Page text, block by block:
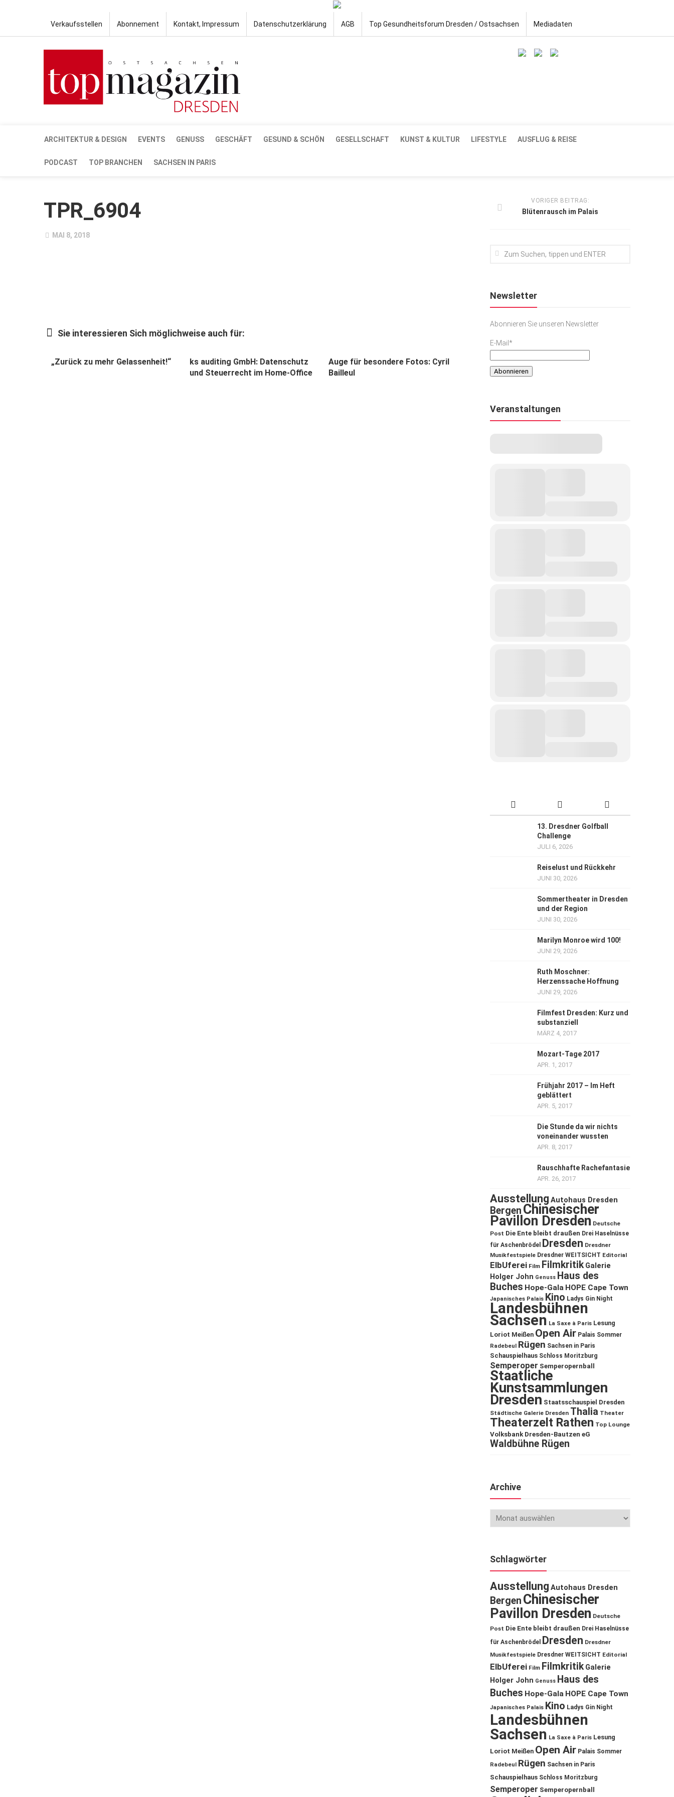
Verkaufsstellen Abonnement Kontakt, Impressum Datenschutzerklärung AGB Top Gesundheitsforum Dresden / Ostsachsen Mediadaten
ARCHITEKTUR & DESIGN EVENTS GENUSS GESCHÄFT GESUND & SCHÖN GESELLSCHAFT KUNST & KULTUR LIFESTYLE AUSFLUG & REISE
PODCAST TOP BRANCHEN SACHSEN IN PARIS
TPR_6904
MAI 8, 2018
Sie interessieren Sich möglichweise auch für:
„Zurück zu mehr Gelassenheit!“
ks auditing GmbH: Datenschutz
und Steuerrecht im Home-Office
Auge für besondere Fotos: Cyril
Bailleul
VORIGER BEITRAG:
Blütenrausch im Palais
Newsletter
Abonnieren Sie unseren Newsletter
E-Mail*
Veranstaltungen
13. Dresdner Golfball
Challenge
JULI 6, 2026
Reiselust und Rückkehr
JUNI 30, 2026
Sommertheater in Dresden
und der Region
JUNI 30, 2026
Marilyn Monroe wird 100!
JUNI 29, 2026
Ruth Moschner:
Herzenssache Hoffnung
JUNI 29, 2026
Filmfest Dresden: Kurz und
substanziell
MÄRZ 4, 2017
Mozart-Tage 2017
APR. 1, 2017
Frühjahr 2017 – Im Heft
geblättert
APR. 5, 2017
Die Stunde da wir nichts
voneinander wussten
APR. 8, 2017
Rauschhafte Rachefantasie
APR. 26, 2017
Ausstellung Autohaus Dresden
Bergen Chinesischer
Pavillon Dresden Deutsche
Post Die Ente bleibt draußen Drei Haselnüsse
für Aschenbrödel
Dresden Dresdner
Musikfestspiele Dresdner WEITSICHT Editorial
ElbUferei Film Filmkritik Galerie
Holger John Genuss Haus des
Buches Hope-Gala HOPE Cape Town
Japanisches Palais Kino Ladys Gin Night
Landesbühnen
Sachsen La Saxe à Paris Lesung
Loriot Meißen Open Air Palais Sommer
Radebeul Rügen Sachsen in Paris
Schauspielhaus Schloss Moritzburg
Semperoper Semperopernball
Staatliche
Kunstsammlungen
Dresden Staatsschauspiel Dresden
Städtische Galerie Dresden Thalia Theater
Theaterzelt Rathen Top Lounge
Volksbank Dresden-Bautzen eG
Waldbühne Rügen
Archive
Schlagwörter
Ausstellung Autohaus Dresden
Bergen Chinesischer
Pavillon Dresden Deutsche
Post Die Ente bleibt draußen Drei Haselnüsse
für Aschenbrödel
Dresden Dresdner
Musikfestspiele Dresdner WEITSICHT Editorial
ElbUferei Film Filmkritik Galerie
Holger John Genuss Haus des
Buches Hope-Gala HOPE Cape Town
Japanisches Palais Kino Ladys Gin Night
Landesbühnen
Sachsen La Saxe à Paris Lesung
Loriot Meißen Open Air Palais Sommer
Radebeul Rügen Sachsen in Paris
Schauspielhaus Schloss Moritzburg
Semperoper Semperopernball